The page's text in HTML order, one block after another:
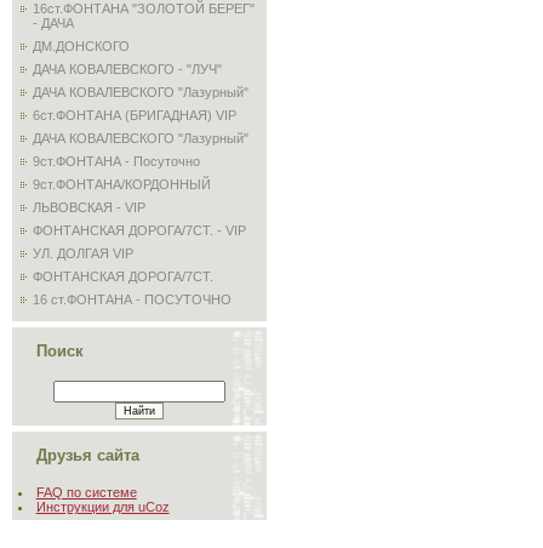
16ст.ФОНТАНА "ЗОЛОТОЙ БЕРЕГ"
- ДАЧА
ДМ.ДОНСКОГО
ДАЧА КОВАЛЕВСКОГО - "ЛУЧ"
ДАЧА КОВАЛЕВСКОГО "Лазурный"
6ст.ФОНТАНА (БРИГАДНАЯ) VIP
ДАЧА КОВАЛЕВСКОГО "Лазурный"
9ст.ФОНТАНА - Посуточно
9ст.ФОНТАНА/КОРДОННЫЙ
ЛЬВОВСКАЯ - VIP
ФОНТАНСКАЯ ДОРОГА/7СТ. - VIP
УЛ. ДОЛГАЯ VIP
ФОНТАНСКАЯ ДОРОГА/7СТ.
16 ст.ФОНТАНА - ПОСУТОЧНО
Поиск
Друзья сайта
FAQ по системе
Инструкции для uCoz